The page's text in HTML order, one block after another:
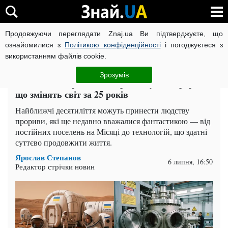
Продовжуючи переглядати Znaj.ua Ви підтверджуєте, що
ознайомилися з Політикою конфіденційностіі погоджуєтеся з
використанням файлів cookie.
Зрозумів
ВІЙНА РОСІЇ ПРОТИ УКРАЇНИ КОРОНАВІРУС В УКРАЇНІ
ЧИТАТЬ НА РУССКОМ
Життя на Марсі й безсмертя: наукові прориви,
що змінять світ за 25 років
Найближчі десятиліття можуть принести людству
прориви, які ще недавно вважалися фантастикою — від
постійних поселень на Місяці до технологій, що здатні
суттєво продовжити життя.
Ярослав Степанов
Редактор стрічки новин 6 липня, 16:50